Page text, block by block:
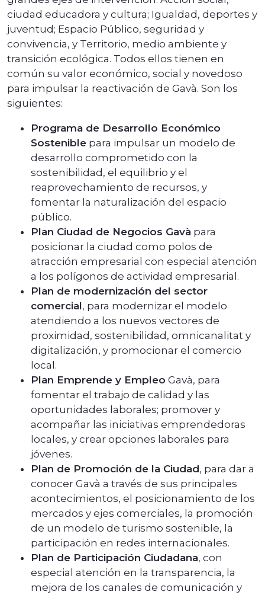
ciudad educadora y cultura; Igualdad, deportes y
juventud; Espacio Público, seguridad y
convivencia, y Territorio, medio ambiente y
transición ecológica. Todos ellos tienen en
común su valor económico, social y novedoso
para impulsar la reactivación de Gavà. Son los
siguientes:
Programa de Desarrollo Económico
Sostenible para impulsar un modelo de
desarrollo comprometido con la
sostenibilidad, el equilibrio y el
reaprovechamiento de recursos, y
fomentar la naturalización del espacio
público.
Plan Ciudad de Negocios Gavà para
posicionar la ciudad como polos de
atracción empresarial con especial atención
a los polígonos de actividad empresarial.
Plan de modernización del sector
comercial, para modernizar el modelo
atendiendo a los nuevos vectores de
proximidad, sostenibilidad, omnicanalitat y
digitalización, y promocionar el comercio
local.
Plan Emprende y Empleo Gavà, para
fomentar el trabajo de calidad y las
oportunidades laborales; promover y
acompañar las iniciativas emprendedoras
locales, y crear opciones laborales para
jóvenes.
Plan de Promoción de la Ciudad, para dar a
conocer Gavà a través de sus principales
acontecimientos, el posicionamiento de los
mercados y ejes comerciales, la promoción
de un modelo de turismo sostenible, la
participación en redes internacionales.
Plan de Participación Ciudadana, con
especial atención en la transparencia, la
mejora de los canales de comunicación y